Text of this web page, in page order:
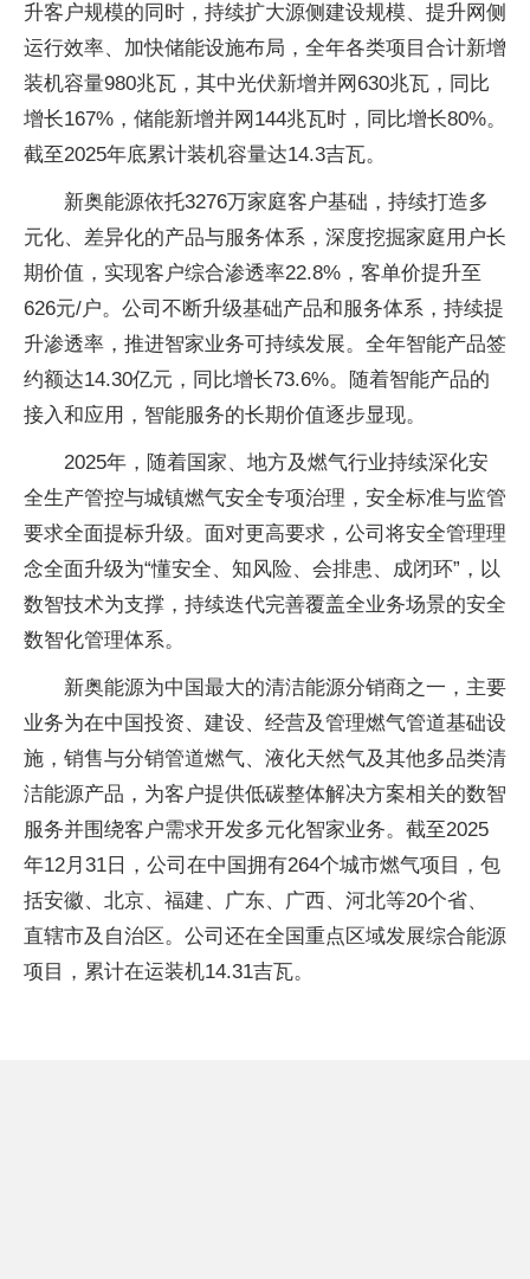
升客户规模的同时，持续扩大源侧建设规模、提升网侧
运行效率、加快储能设施布局，全年各类项目合计新增
装机容量980兆瓦，其中光伏新增并网630兆瓦，同比
增长167%，储能新增并网144兆瓦时，同比增长80%。
截至2025年底累计装机容量达14.3吉瓦。
新奥能源依托3276万家庭客户基础，持续打造多
元化、差异化的产品与服务体系，深度挖掘家庭用户长
期价值，实现客户综合渗透率22.8%，客单价提升至
626元/户。公司不断升级基础产品和服务体系，持续提
升渗透率，推进智家业务可持续发展。全年智能产品签
约额达14.30亿元，同比增长73.6%。随着智能产品的
接入和应用，智能服务的长期价值逐步显现。
2025年，随着国家、地方及燃气行业持续深化安
全生产管控与城镇燃气安全专项治理，安全标准与监管
要求全面提标升级。面对更高要求，公司将安全管理理
念全面升级为“懂安全、知风险、会排患、成闭环”，以
数智技术为支撑，持续迭代完善覆盖全业务场景的安全
数智化管理体系。
新奥能源为中国最大的清洁能源分销商之一，主要
业务为在中国投资、建设、经营及管理燃气管道基础设
施，销售与分销管道燃气、液化天然气及其他多品类清
洁能源产品，为客户提供低碳整体解决方案相关的数智
服务并围绕客户需求开发多元化智家业务。截至2025
年12月31日，公司在中国拥有264个城市燃气项目，包
括安徽、北京、福建、广东、广西、河北等20个省、
直辖市及自治区。公司还在全国重点区域发展综合能源
项目，累计在运装机14.31吉瓦。